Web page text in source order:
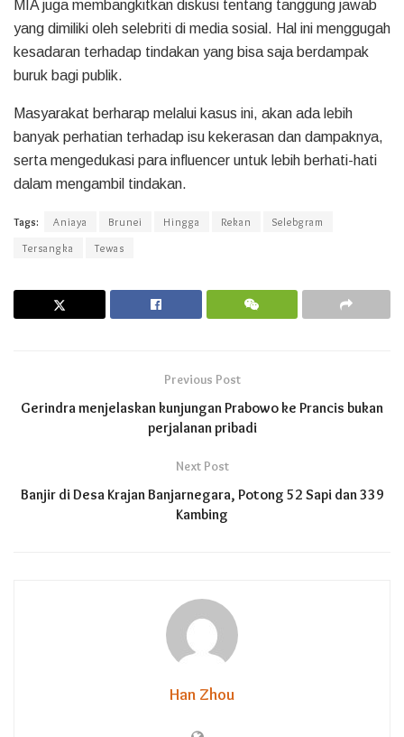
MIA juga membangkitkan diskusi tentang tanggung jawab
yang dimiliki oleh selebriti di media sosial. Hal ini menggugah
kesadaran terhadap tindakan yang bisa saja berdampak
buruk bagi publik.
Masyarakat berharap melalui kasus ini, akan ada lebih
banyak perhatian terhadap isu kekerasan dan dampaknya,
serta mengedukasi para influencer untuk lebih berhati-hati
dalam mengambil tindakan.
Tags: Aniaya Brunei Hingga Rekan
Selebgram
Tersangka
Tewas
Previous Post
Gerindra menjelaskan kunjungan Prabowo ke Prancis bukan
perjalanan pribadi
Next Post
Banjir di Desa Krajan Banjarnegara, Potong 52 Sapi dan 339
Kambing
Han Zhou